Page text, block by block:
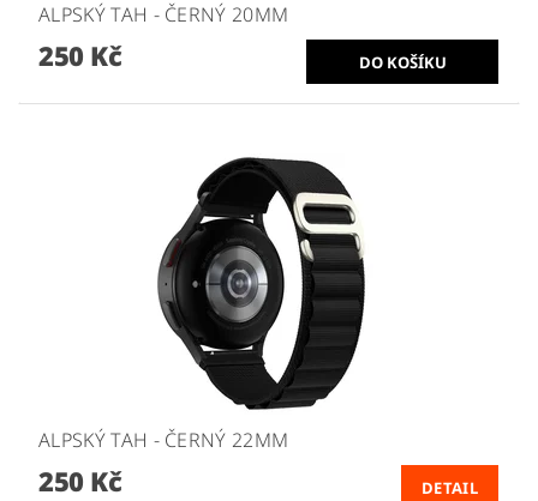
ALPSKÝ TAH - ČERNÝ 20MM
250 Kč
ALPSKÝ TAH - ČERNÝ 22MM
250 Kč DETAIL